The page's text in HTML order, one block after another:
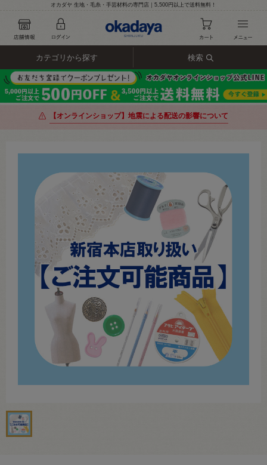
オカダヤ 生地・毛糸・手芸材料の専門店｜5,500円以上で送料無料！
カテゴリから探す 検索
【オンラインショップ】地震による配送の影響について